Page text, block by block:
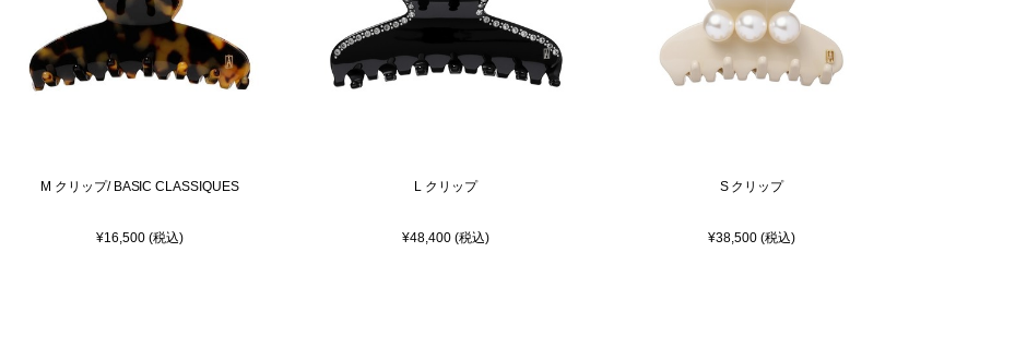
M クリップ/ BASIC CLASSIQUES
¥16,500 (税込)
L クリップ
¥48,400 (税込)
S クリップ
¥38,500 (税込)